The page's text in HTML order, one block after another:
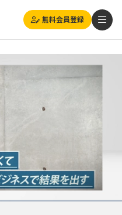
無料会員登録